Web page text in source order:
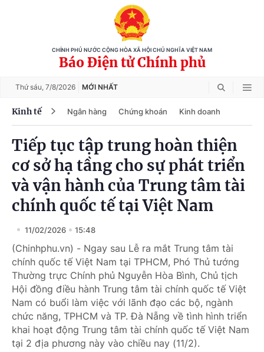
CHÍNH PHỦ NƯỚC CỘNG HÒA XÃ HỘI CHỦ NGHĨA VIỆT NAM
Báo Điện tử Chính phủ
Thứ sáu, 7/8/2026 MỚI NHẤT
Kinh tế Ngân hàng Chứng khoán Kinh doanh
Tiếp tục tập trung hoàn thiện
cơ sở hạ tầng cho sự phát triển
và vận hành của Trung tâm tài
chính quốc tế tại Việt Nam
11/02/2026 15:48
(Chinhphu.vn) - Ngay sau Lễ ra mắt Trung tâm tài
chính quốc tế Việt Nam tại TPHCM, Phó Thủ tướng
Thường trực Chính phủ Nguyễn Hòa Bình, Chủ tịch
Hội đồng điều hành Trung tâm tài chính quốc tế Việt
Nam có buổi làm việc với lãnh đạo các bộ, ngành
chức năng, TPHCM và TP. Đà Nẵng về tình hình triển
khai hoạt động Trung tâm tài chính quốc tế Việt Nam
tại 2 địa phương này vào chiều nay (11/2).